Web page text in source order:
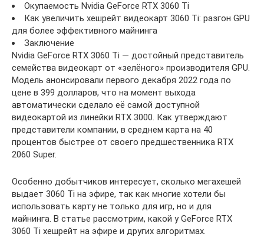
Окупаемость Nvidia GeForce RTX 3060 Ti
Как увеличить хешрейт видеокарт 3060 Ti: разгон GPU
для более эффективного майнинга
Заключение
Nvidia GeForce RTX 3060 Ti — достойный представитель
семейства видеокарт от «зелёного» производителя GPU.
Модель анонсировали первого декабря 2022 года по
цене в 399 долларов, что на момент выхода
автоматически сделало её самой доступной
видеокартой из линейки RTX 3000. Как утверждают
представители компании, в среднем карта на 40
процентов быстрее от своего предшественника RTX
2060 Super.
Особенно добытчиков интересует, сколько мегахешей
выдает 3060 Ti на эфире, так как многие хотели бы
использовать карту не только для игр, но и для
майнинга. В статье рассмотрим, какой у GeForce RTX
3060 Ti хешрейт на эфире и других алгоритмах.